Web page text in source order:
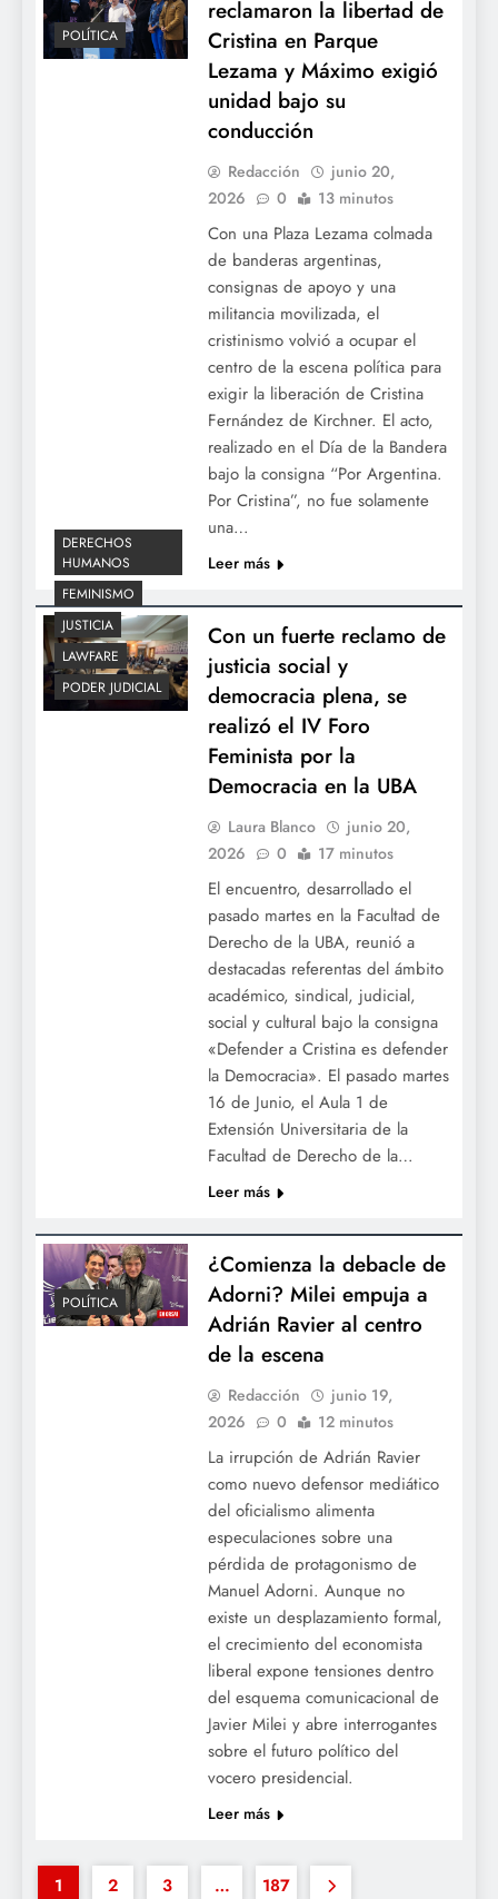
POLÍTICA
reclamaron la libertad de
Cristina en Parque
Lezama y Máximo exigió
unidad bajo su
conducción
Redacción
junio 20,
2026
0 13 minutos
Con una Plaza Lezama colmada
de banderas argentinas,
consignas de apoyo y una
militancia movilizada, el
cristinismo volvió a ocupar el
centro de la escena política para
exigir la liberación de Cristina
Fernández de Kirchner. El acto,
realizado en el Día de la Bandera
bajo la consigna “Por Argentina.
Por Cristina”, no fue solamente
una…
Leer más
DERECHOS
HUMANOS
FEMINISMO
JUSTICIA
LAWFARE
PODER JUDICIAL
Con un fuerte reclamo de
justicia social y
democracia plena, se
realizó el IV Foro
Feminista por la
Democracia en la UBA
Laura Blanco
junio 20,
2026
0 17 minutos
El encuentro, desarrollado el
pasado martes en la Facultad de
Derecho de la UBA, reunió a
destacadas referentas del ámbito
académico, sindical, judicial,
social y cultural bajo la consigna
«Defender a Cristina es defender
la Democracia». El pasado martes
16 de Junio, el Aula 1 de
Extensión Universitaria de la
Facultad de Derecho de la…
Leer más
POLÍTICA
¿Comienza la debacle de
Adorni? Milei empuja a
Adrián Ravier al centro
de la escena
Redacción
junio 19,
2026
0 12 minutos
La irrupción de Adrián Ravier
como nuevo defensor mediático
del oficialismo alimenta
especulaciones sobre una
pérdida de protagonismo de
Manuel Adorni. Aunque no
existe un desplazamiento formal,
el crecimiento del economista
liberal expone tensiones dentro
del esquema comunicacional de
Javier Milei y abre interrogantes
sobre el futuro político del
vocero presidencial.
Leer más
1 2 3 … 187